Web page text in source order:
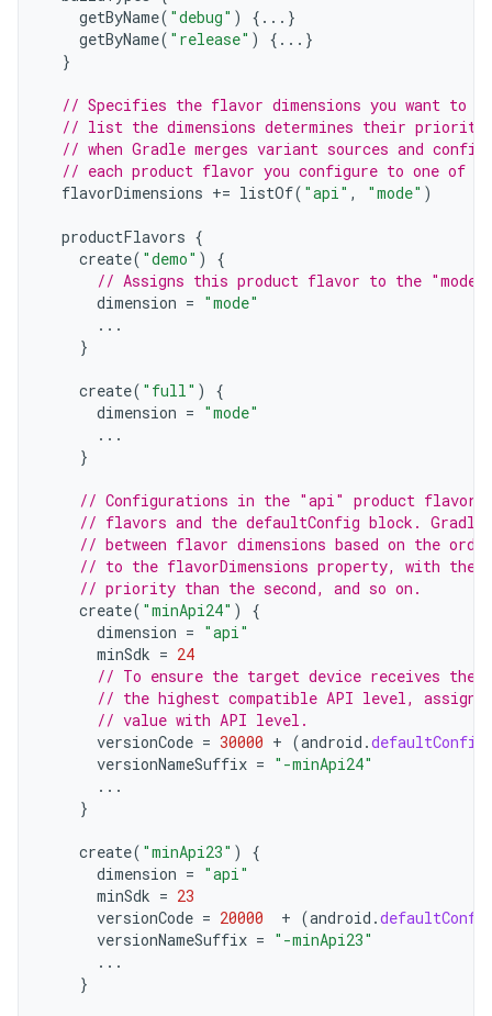
getByName( "debug" )
{...}
getByName( "release" )
{...}
}
// Specifies the flavor dimensions you want to
// list the dimensions determines their
// when Gradle merges variant sources and
// each product flavor you configure to one of
flavorDimensions += listOf( "api" , "mode" )
productFlavors {
create( "demo" )
{
// Assigns this product flavor to the "mode"
dimension = "mode"
...
}
create( "full" )
{
dimension = "mode"
...
}
// Configurations in the "api" product flavors
// flavors and the defaultConfig block.
// between flavor dimensions based on the
// to the flavorDimensions property, with the
// priority than the second, and so on.
create( "minApi24" )
{
dimension = "api"
minSdk = 24
// To ensure the target device receives the
// the highest compatible API level, assign
// value with API level.
versionCode = 30000 + (android .defaultConfig
versionNameSuffix = "-minApi24"
...
}
create( "minApi23" )
{
dimension = "api"
minSdk = 23
versionCode = 20000 + (android .
versionNameSuffix = "-minApi23"
...
}